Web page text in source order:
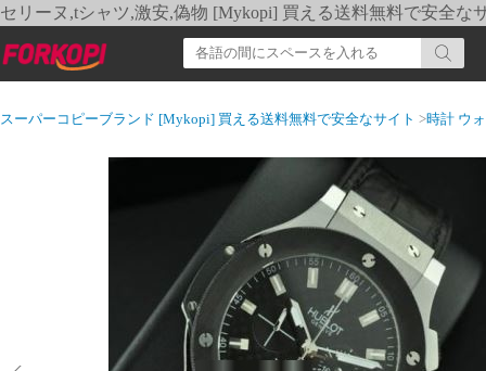
セリーヌ,tシャツ,激安,偽物 [Mykopi] 買える送料無料で安全な
スーパーコピーブランド [Mykopi] 買える送料無料で安全なサイト >時計 ウ